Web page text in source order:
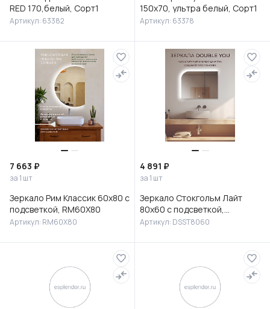
RED 170,белый, Сорт1
Артикул: 63382
150x70, ультра белый, Сорт1
Артикул: 63378
7 663 ₽
за 1 шт
Зеркало Рим Классик 60х80 с
подсветкой, RM60X80
Артикул: RM60X80
4 891 ₽
за 1 шт
Зеркало Стокгольм Лайт
80х60 с подсветкой,
DSST8060
Артикул: DSST8060